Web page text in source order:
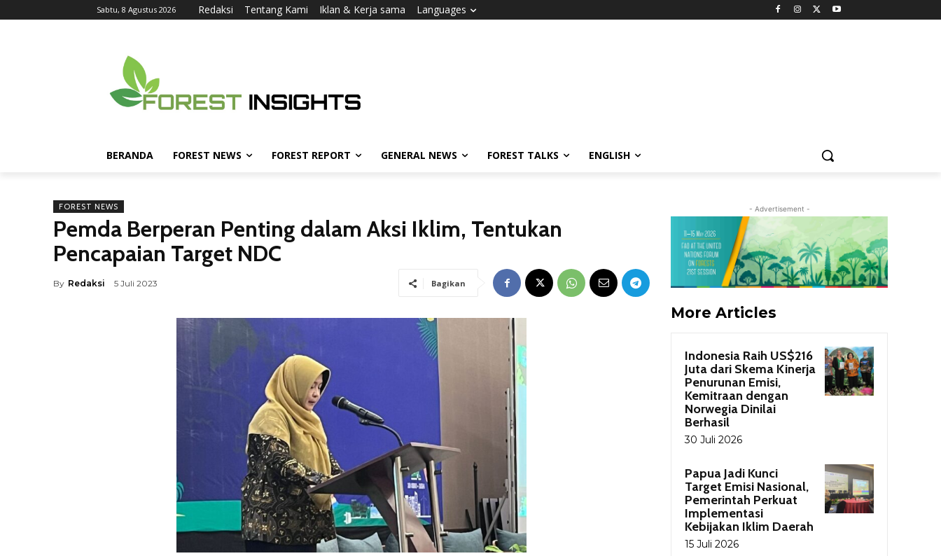
Sabtu, 8 Agustus 2026 Redaksi Tentang Kami Iklan & Kerja sama Languages
BERANDA FOREST NEWS FOREST REPORT GENERAL NEWS FOREST TALKS ENGLISH
FOREST NEWS
Pemda Berperan Penting dalam Aksi Iklim, Tentukan
Pencapaian Target NDC
By Redaksi 5 Juli 2023 Bagikan
- Advertisement -
More Articles
Indonesia Raih US$216
Juta dari Skema Kinerja
Penurunan Emisi,
Kemitraan dengan
Norwegia Dinilai
Berhasil
30 Juli 2026
Papua Jadi Kunci
Target Emisi Nasional,
Pemerintah Perkuat
Implementasi
Kebijakan Iklim Daerah
15 Juli 2026